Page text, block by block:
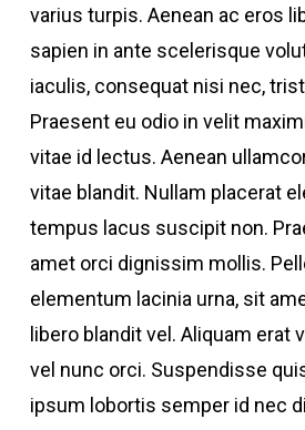
varius turpis. Aenean ac eros
sapien in ante scelerisque
iaculis, consequat nisi nec,
Praesent eu odio in velit
vitae id lectus. Aenean
vitae blandit. Nullam placerat
tempus lacus suscipit non.
amet orci dignissim mollis.
elementum lacinia urna, sit
libero blandit vel. Aliquam erat
vel nunc orci. Suspendisse
ipsum lobortis semper id nec